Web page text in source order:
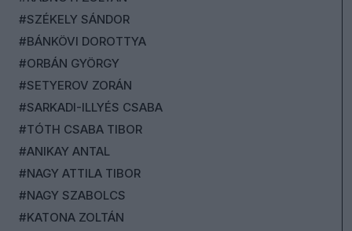
#SZÉKELY SÁNDOR
#BÁNKÖVI DOROTTYA
#ORBÁN GYÖRGY
#SETYEROV ZORÁN
#SARKADI-ILLYÉS CSABA
#TÓTH CSABA TIBOR
#ANIKAY ANTAL
#NAGY ATTILA TIBOR
#NAGY SZABOLCS
#KATONA ZOLTÁN